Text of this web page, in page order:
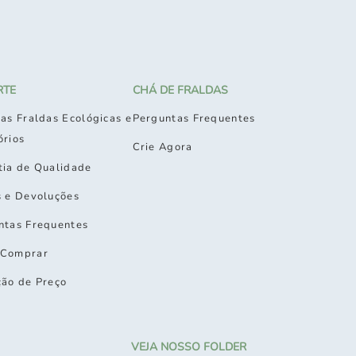
Fraldas Ecológicas e
de Qualidade
e Devoluções
Frequentes
de Preço
CHÁ DE FRALDAS
Perguntas Frequentes
Crie Agora
VEJA NOSSO FOLDER